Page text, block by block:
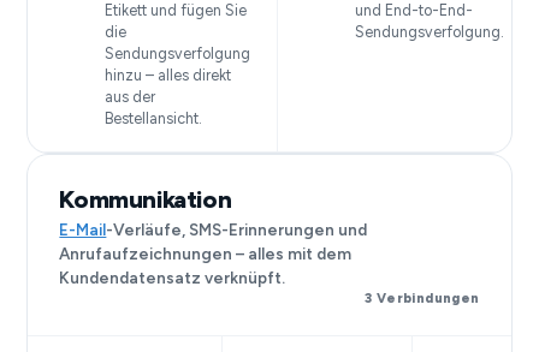
Etikett und fügen Sie
die
Sendungsverfolgung
hinzu – alles direkt
aus der
Bestellansicht.
und End-to-End-
Sendungsverfolgung.
Kommunikation
E-Mail-Verläufe, SMS-Erinnerungen und
Anrufaufzeichnungen – alles mit dem
Kundendatensatz verknüpft.
3 Verbindungen